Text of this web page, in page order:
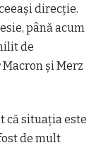
direcție.
până acum
de
Macron și Merz
că situația este
de mult